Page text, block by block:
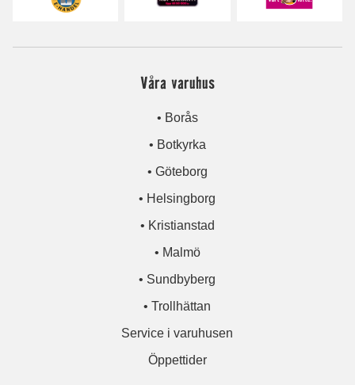
Våra varuhus
• Borås
• Botkyrka
• Göteborg
• Helsingborg
• Kristianstad
• Malmö
• Sundbyberg
• Trollhättan
Service i varuhusen
Öppettider